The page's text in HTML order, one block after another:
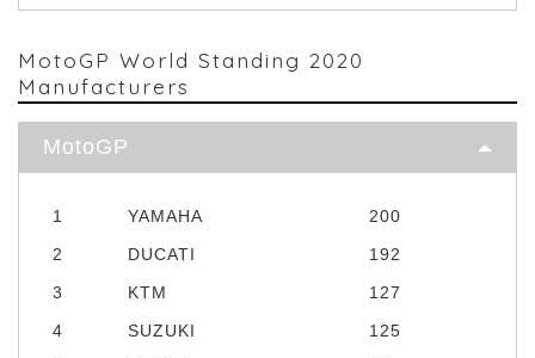
MotoGP World Standing 2020
Manufacturers
MotoGP
1 YAMAHA
200
2
DUCATI
192
3
KTM
127
4
SUZUKI
125